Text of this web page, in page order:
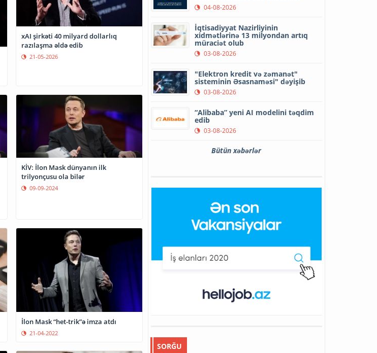
xAI şirkəti 40 milyard dollarlıq
razılaşma əldə edib
21-05-2026
KİV: İlon Mask dünyanın ilk
trilyonçusu ola bilər
09-09-2024
İlon Mask “het-trik”ə imza atdı
21-04-2022
04-08-2026
İqtisadiyyat Nazirliyinin
xidmətlərinə 13 milyondan artıq
müraciət olub
03-08-2026
"Elektron kredit və zəmanət"
sisteminin Əsasnaməsi" dəyişib
03-08-2026
“Alibaba” yeni AI modelini təqdim
edib
03-08-2026
Bütün xəbərlər
SORĞU